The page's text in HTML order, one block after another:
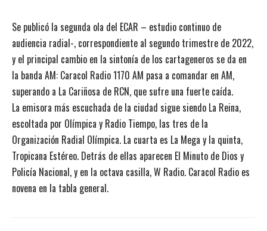
Se publicó la segunda ola del ECAR – estudio continuo de
audiencia radial-, correspondiente al segundo trimestre de 2022,
y el principal cambio en la sintonía de los cartageneros se da en
la banda AM: Caracol Radio 1170 AM pasa a comandar en AM,
superando a La Cariñosa de RCN, que sufre una fuerte caída.
La emisora más escuchada de la ciudad sigue siendo La Reina,
escoltada por Olímpica y Radio Tiempo, las tres de la
Organización Radial Olímpica. La cuarta es La Mega y la quinta,
Tropicana Estéreo. Detrás de ellas aparecen El Minuto de Dios y
Policía Nacional, y en la octava casilla, W Radio. Caracol Radio es
novena en la tabla general.